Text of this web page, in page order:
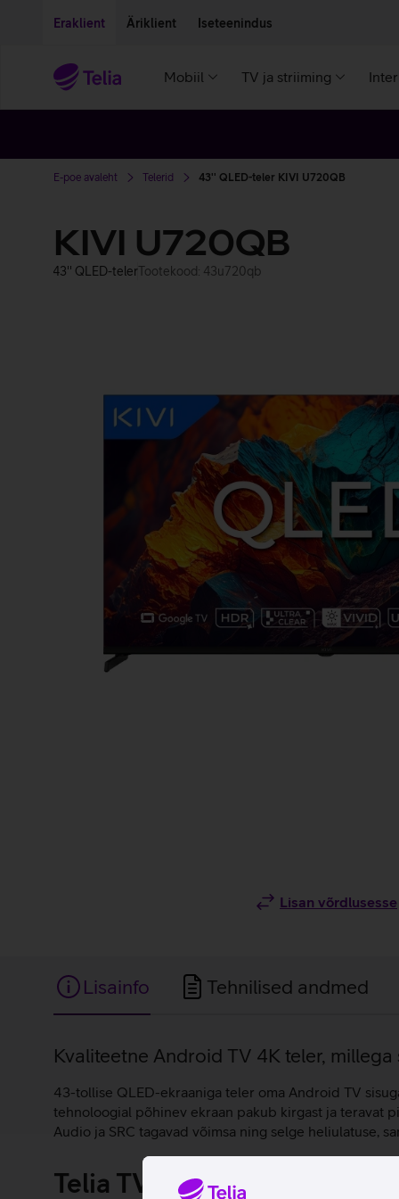
Eraklient Äriklient Iseteenindus
Mobiil TV ja striiming
E-poe avaleht Telerid 43'' QLED-teler KIVI U720QB
KIVI U720QB
43'' QLED-telerTootekood: 43u720qb
Lisan võrdlusesse
Lisainfo Tehnilised andmed
Lisainfo
Kvaliteetne Android TV 4K teler,
43-tollise QLED-ekraaniga teler oma Android TV
tehnoloogial põhinev ekraan pakub kirgast ja teravat
Audio ja SRC tagavad võimsa ning selge heliulatuse,
Telia TV digiboksita